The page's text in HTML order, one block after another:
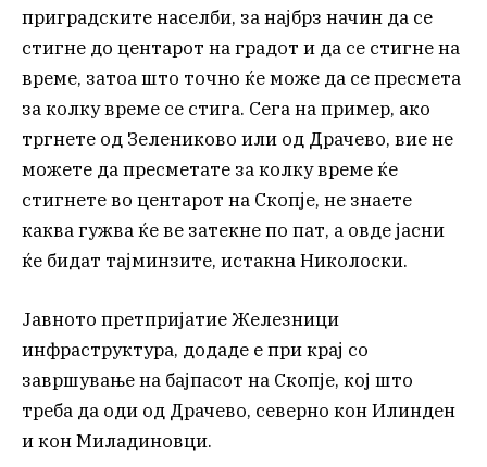
приградските населби, за најбрз начин да се
стигне до центарот на градот и да се стигне на
време, затоа што точно ќе може да се пресмета
за колку време се стига. Сега на пример, ако
тргнете од Зелениково или од Драчево, вие не
можете да пресметате за колку време ќе
стигнете во центарот на Скопје, не знаете
каква гужва ќе ве затекне по пат, а овде јасни
ќе бидат тајминзите, истакна Николоски.
Јавното претпријатие Железници
инфраструктура, додаде е при крај со
завршување на бајпасот на Скопје, кој што
треба да оди од Драчево, северно кон Илинден
и кон Миладиновци.